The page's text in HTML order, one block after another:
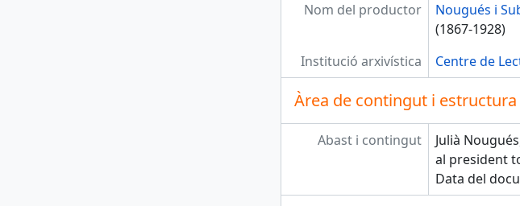
Nom del productor
Nougués i
(1867-1928)
Institució arxivística
Centre de
Àrea de contingut i estructura
Abast i contingut
Julià
al president
Data del